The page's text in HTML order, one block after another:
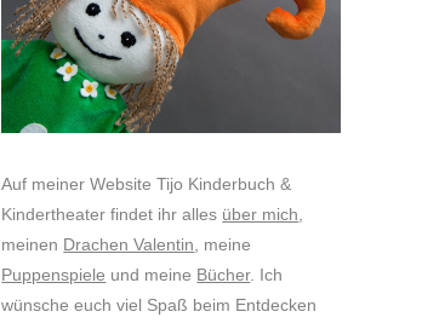
Auf meiner Website Tijo Kinderbuch &
Kindertheater findet ihr alles über mich
meinen Drachen Valentin , meine
Puppenspiele und meine Bücher. Ich
wünsche euch viel Spaß beim Entdecken